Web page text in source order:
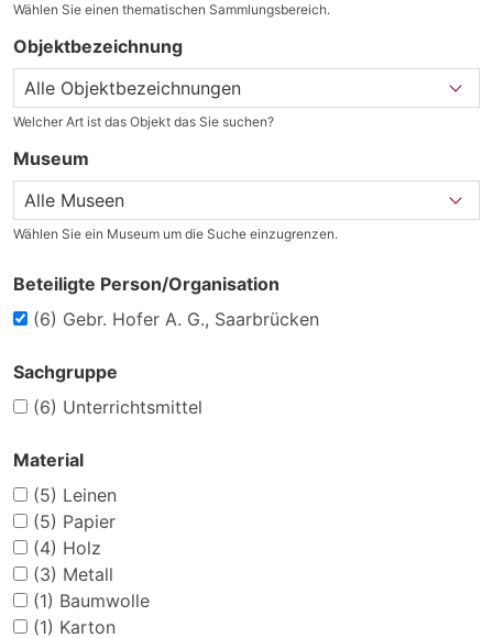
Wählen Sie einen thematischen Sammlungsbereich.
Objektbezeichnung
Welcher Art ist das Objekt das Sie suchen?
Museum
Wählen Sie ein Museum um die Suche einzugrenzen.
Beteiligte Person/Organisation
(6) Gebr. Hofer A. G., Saarbrücken
Sachgruppe
(6) Unterrichtsmittel
Material
(5) Leinen
(5) Papier
(4) Holz
(3) Metall
(1) Baumwolle
(1) Karton